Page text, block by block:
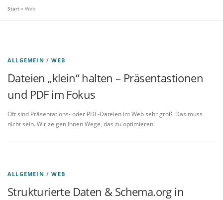
BLOG
Start » Web
ALLGEMEIN /WEB
Dateien „klein“ halten – Präsentastionen
und PDF im Fokus
Oft sind Präsentations- oder PDF-Dateien im Web sehr groß. Das muss
nicht sein. Wir zeigen Ihnen Wege, das zu optimieren.
ALLGEMEIN /WEB
Strukturierte Daten & Schema.org in